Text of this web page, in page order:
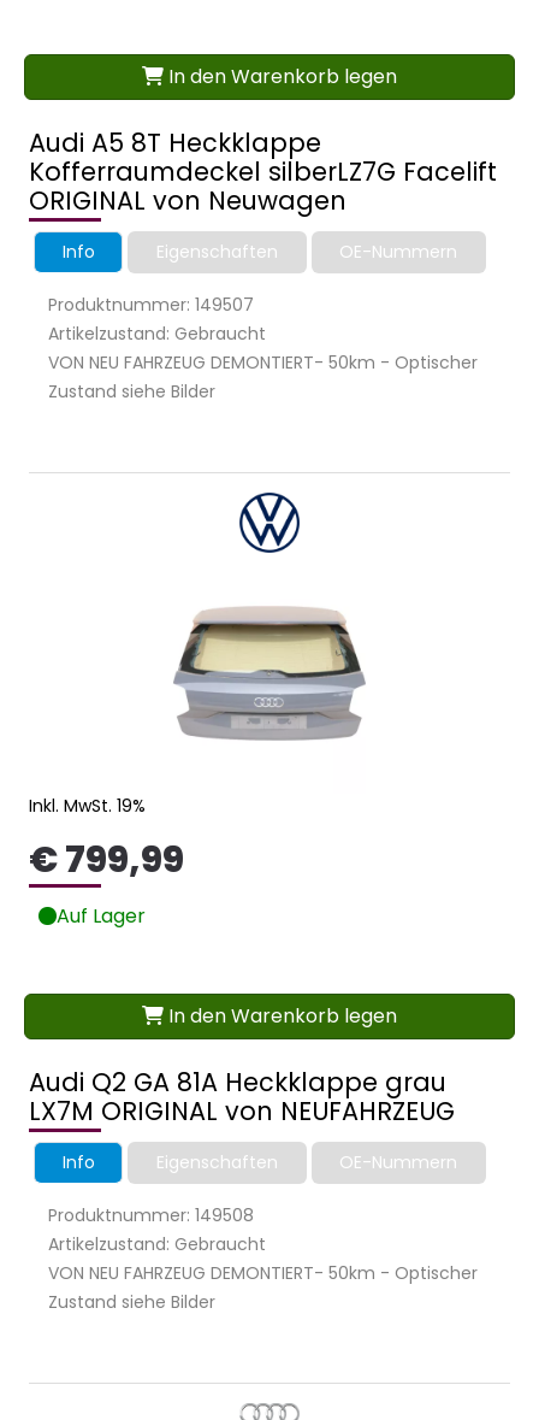
Audi A5 8T Heckklappe
Kofferraumdeckel silberLZ7G Facelift
ORIGINAL von Neuwagen
Info Eigenschaften OE-Nummern
Produktnummer: 149507
Artikelzustand: Gebraucht
VON NEU FAHRZEUG DEMONTIERT- 50km - Optischer
Zustand siehe Bilder
In den Warenkorb legen
Audi Q2 GA 81A Heckklappe grau
LX7M ORIGINAL von NEUFAHRZEUG
Info Eigenschaften OE-Nummern
Produktnummer: 149508
Artikelzustand: Gebraucht
VON NEU FAHRZEUG DEMONTIERT- 50km - Optischer
Zustand siehe Bilder
Inkl. MwSt. 19%
€ 799,99
Auf Lager
In den Warenkorb legen